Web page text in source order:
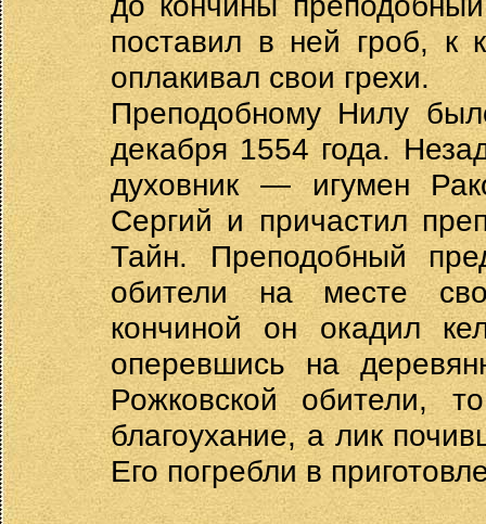
поставил в ней гроб, к
оплакивал свои грехи.
Преподобному Нилу
декабря 1554 года.
духовник — игумен
Сергий и причастил
Тайн. Преподобный
обители на месте
кончиной он окадил
оперевшись на
Рожковской обители,
благоухание, а лик
Его погребли в